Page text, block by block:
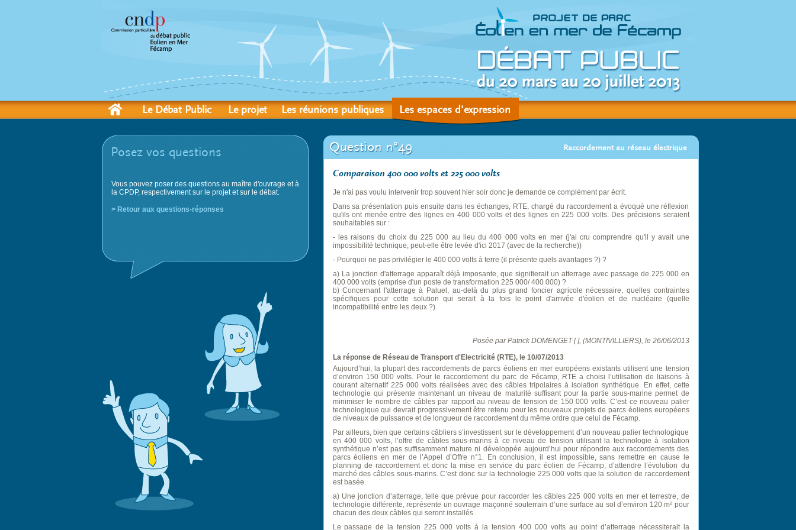
Le Débat Public Le projet Les réunions publiques Les espaces d'expression
Posez vos questions
Vous pouvez poser des questions au maître d'ouvrage et à
la CPDP, respectivement sur le projet et sur le débat.
> Retour aux questions-réponses
Question n°49 Raccordement au réseau électrique
Comparaison 400 000 volts et 225 000 volts
Je n'ai pas voulu intervenir trop souvent hier soir donc je demande ce complément par écrit.
Dans sa présentation puis ensuite dans les échanges, RTE, chargé du raccordement a évoqué une réflexion
qu'ils ont menée entre des lignes en 400 000 volts et des lignes en 225 000 volts. Des précisions seraient
souhaitables sur :
- les raisons du choix du 225 000 au lieu du 400 000 volts en mer (j'ai cru comprendre qu'il y avait une
impossibilité technique, peut-elle être levée d'ici 2017 (avec de la recherche))
- Pourquoi ne pas privilégier le 400 000 volts à terre (il présente quels avantages ?) ?
a) La jonction d'atterrage apparaît déjà imposante, que signifierait un atterrage avec passage de 225 000 en
400 000 volts (emprise d'un poste de transformation 225 000/ 400 000) ?
b) Concernant l'atterrage à Paluel, au-delà du plus grand foncier agricole nécessaire, quelles contraintes
spécifiques pour cette solution qui serait à la fois le point d'arrivée d'éolien et de nucléaire (quelle
incompatibilité entre les deux ?).
Posée par Patrick DOMENGET [ ], (MONTIVILLIERS), le 26/06/2013
La réponse de Réseau de Transport d'Electricité (RTE), le 10/07/2013
Aujourd’hui, la plupart des raccordements de parcs éoliens en mer européens existants utilisent une tension
d’environ 150 000 volts. Pour le raccordement du parc de Fécamp, RTE a choisi l’utilisation de liaisons à
courant alternatif 225 000 volts réalisées avec des câbles tripolaires à isolation synthétique. En effet, cette
technologie qui présente maintenant un niveau de maturité suffisant pour la partie sous-marine permet de
minimiser le nombre de câbles par rapport au niveau de tension de 150 000 volts. C’est ce nouveau palier
technologique qui devrait progressivement être retenu pour les nouveaux projets de parcs éoliens européens
de niveaux de puissance et de longueur de raccordement du même ordre que celui de Fécamp.
Par ailleurs, bien que certains câbliers s’investissent sur le développement d’un nouveau palier technologique
en 400 000 volts, l’offre de câbles sous-marins à ce niveau de tension utilisant la technologie à isolation
synthétique n’est pas suffisamment mature ni développée aujourd’hui pour répondre aux raccordements des
parcs éoliens en mer de l’Appel d’Offre n°1. En conclusion, il est impossible, sans remettre en cause le
planning de raccordement et donc la mise en service du parc éolien de Fécamp, d’attendre l’évolution du
marché des câbles sous-marins. C’est donc sur la technologie 225 000 volts que la solution de raccordement
est basée.
a) Une jonction d’atterrage, telle que prévue pour raccorder les câbles 225 000 volts en mer et terrestre, de
technologie différente, représente un ouvrage maçonné souterrain d’une surface au sol d’environ 120 m² pour
chacun des deux câbles qui seront installés.
Le passage de la tension 225 000 volts à la tension 400 000 volts au point d’atterrage nécessiterait la